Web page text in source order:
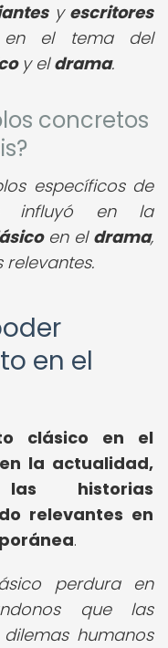
y escritores
en el tema del
y eldrama.
concretos
específicos de
en la
en el drama,
relevantes.
en el
clásico en el
la actualidad,
historias
relevantes en
.
perdura en
que las
humanos